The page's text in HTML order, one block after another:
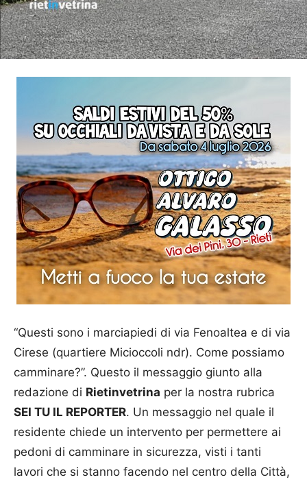
“Questi sono i marciapiedi di via Fenoaltea e di via
Cirese (quartiere Micioccoli ndr). Come possiamo
camminare?”. Questo il messaggio giunto alla
redazione di Rietinvetrina per la nostra rubrica
SEI TU IL REPORTER. Un messaggio nel quale il
residente chiede un intervento per permettere ai
pedoni di camminare in sicurezza, visti i tanti
lavori che si stanno facendo nel centro della Città,